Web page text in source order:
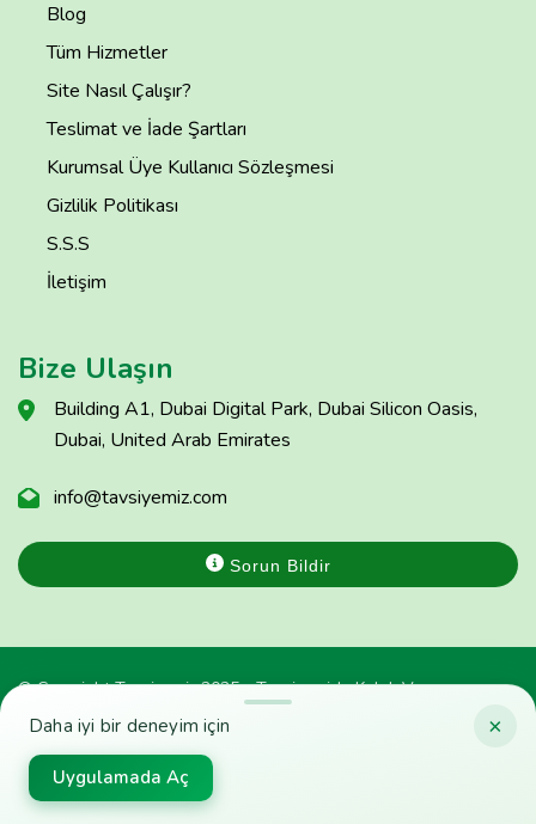
×
Daha iyi bir deneyim için
Uygulamada Aç
Blog
Tüm Hizmetler
Site Nasıl Çalışır?
Teslimat ve İade Şartları
Kurumsal Üye Kullanıcı Sözleşmesi
Gizlilik Politikası
S.S.S
İletişim
Bize Ulaşın
Building A1, Dubai Digital Park, Dubai Silicon Oasis,
Dubai, United Arab Emirates
info@tavsiyemiz.com
Sorun Bildir
© Copyright Tavsiyemiz 2025 - Tavsiyemiz'e Kulak Ver